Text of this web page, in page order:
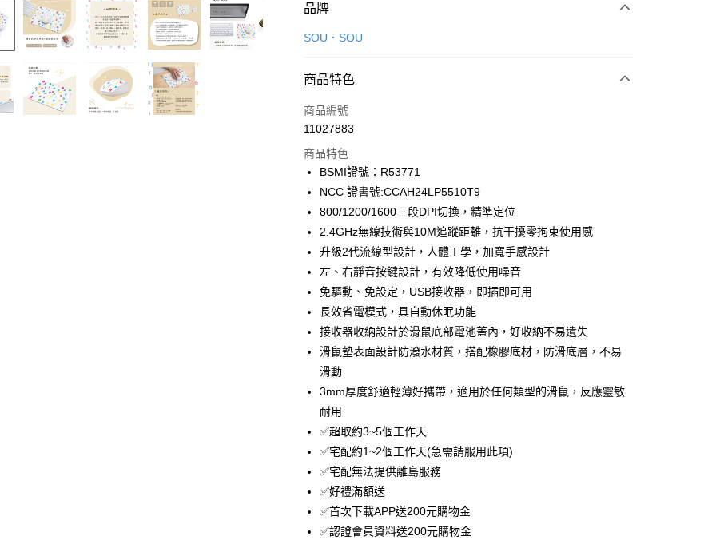
付款方式
信用卡一次付款
合作金庫商業銀行
華南商業銀行
上海商業儲蓄銀行
國泰世華商業銀行
臺灣中小企業銀行
聯邦商業銀行
遠東國際商業銀行
元大商業銀行
永豐商業銀行
玉山商業銀行
星展（台灣）商業銀行
台新國際商業銀行
中國信託商業銀行
台灣樂天信用卡公司
LINE Pay
Apple Pay
街口支付
悠遊付
運送方式
免運費
付款後萊爾富取貨
免運費
付款後7-11取貨
免運費
宅配
免運費
品牌
SOU．SOU
商品特色
商品編號
11027883
商品特色
BSMI證號：R53771
NCC 證書號:CCAH24LP5510T9
800/1200/1600三段DPI切換，精準定位
2.4GHz無線技術與10M追蹤距離，抗干擾零拘束使用感
升級2代流線型設計，人體工學，加寬手感設計
左、右靜音按鍵設計，有效降低使用噪音
免驅動、免設定，USB接收器，即插即可用
長效省電模式，具自動休眠功能
接收器收納設計於滑鼠底部電池蓋內，好收納不易遺失
滑鼠墊表面設計防潑水材質，搭配橡膠底材，防滑底層，不易
滑動
3mm厚度舒適輕薄好攜帶，適用於任何類型的滑鼠，反應靈敏
耐用
✅超取約3~5個工作天
✅宅配約1~2個工作天(急需請服用此項)
✅宅配無法提供離島服務
✅好禮滿額送
✅首次下載APP送200元購物金
✅認證會員資料送200元購物金